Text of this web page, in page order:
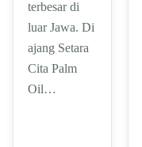
terbesar di
luar Jawa. Di
ajang Setara
Cita Palm
Oil…